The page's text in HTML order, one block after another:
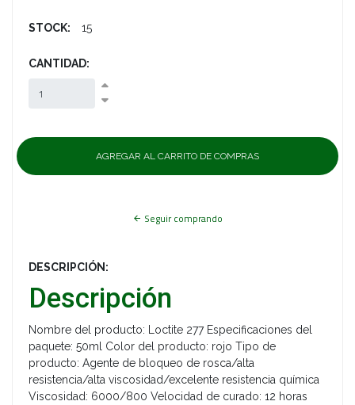
STOCK: 15
CANTIDAD:
Seguir comprando
DESCRIPCIÓN:
Descripción
Nombre del producto: Loctite 277 Especificaciones del
paquete: 50ml Color del producto: rojo Tipo de
producto: Agente de bloqueo de rosca/alta
resistencia/alta viscosidad/excelente resistencia química
Viscosidad: 6000/800 Velocidad de curado: 12 horas